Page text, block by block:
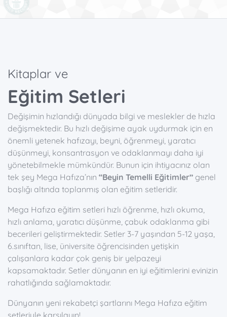
Kitaplar ve
Eğitim Setleri
Değişimin hızlandığı dünyada bilgi ve meslekler de hızla
değişmektedir. Bu hızlı değişime ayak uydurmak için en
önemli yetenek hafızayı, beyni, öğrenmeyi, yaratıcı
düşünmeyi, konsantrasyon ve odaklanmayı daha iyi
yönetebilmekle mümkündür. Bunun için ihtiyacınız olan
tek şey Mega Hafıza’nın “Beyin Temelli Eğitimler” genel
başlığı altında toplanmış olan eğitim setleridir.
Mega Hafıza eğitim setleri hızlı öğrenme, hızlı okuma,
hızlı anlama, yaratıcı düşünme, çabuk odaklanma gibi
becerileri geliştirmektedir. Setler 3-7 yaşından 5-12 yaşa,
6.sınıftan, lise, üniversite öğrencisinden yetişkin
çalışanlara kadar çok geniş bir yelpazeyi
kapsamaktadır. Setler dünyanın en iyi eğitimlerini evinizin
rahatlığında sağlamaktadır.
Dünyanın yeni rekabetçi şartlarını Mega Hafıza eğitim